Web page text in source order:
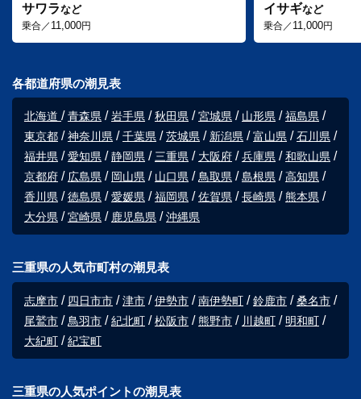
サワラなど
乗合／ 11,000円
イサギなど
乗合／ 11,000円
各都道府県の潮見表
北海道 青森県 岩手県 秋田県 宮城県 山形県
福島県
東京都
神奈川県 千葉県 茨城県 新潟県 富山県
石川県
福井県
愛知県 静岡県 三重県 大阪府 兵庫県
和歌山県
京都府
広島県 岡山県 山口県 鳥取県 島根県
高知県
香川県
徳島県 愛媛県 福岡県 佐賀県 長崎県
熊本県
大分県
宮崎県 鹿児島県 沖縄県
三重県の人気市町村の潮見表
志摩市 四日市市 津市 伊勢市 南伊勢町 鈴鹿市
桑名市
尾鷲市
鳥羽市 紀北町 松阪市 熊野市 川越町
明和町
大紀町
紀宝町
三重県の人気ポイントの潮見表